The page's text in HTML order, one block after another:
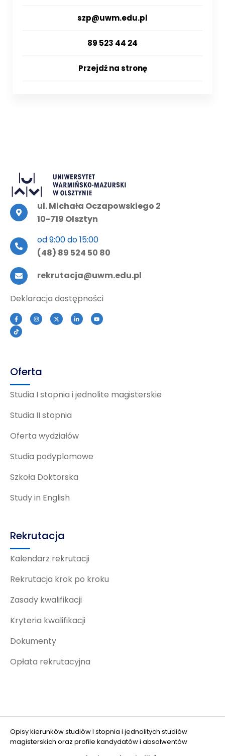
szp@uwm.edu.pl
89 523 44 24
Przejdź na stronę
ul. Michała Oczapowskiego 2
10-719 Olsztyn
od 9:00 do 15:00
(48) 89 524 50 80
rekrutacja@uwm.edu.pl
Deklaracja dostępności
Oferta
Studia I stopnia i jednolite magisterskie
Studia II stopnia
Oferta wydziałów
Studia podyplomowe
Szkoła Doktorska
Study in English
Rekrutacja
Kalendarz rekrutacji
Rekrutacja krok po kroku
Zasady kwalifikacji
Kryteria kwalifikacji
Dokumenty
Opłata rekrutacyjna
Opisy kierunków studiów I stopnia i jednolitych studiów
magisterskich oraz profile kandydatów i absolwentów